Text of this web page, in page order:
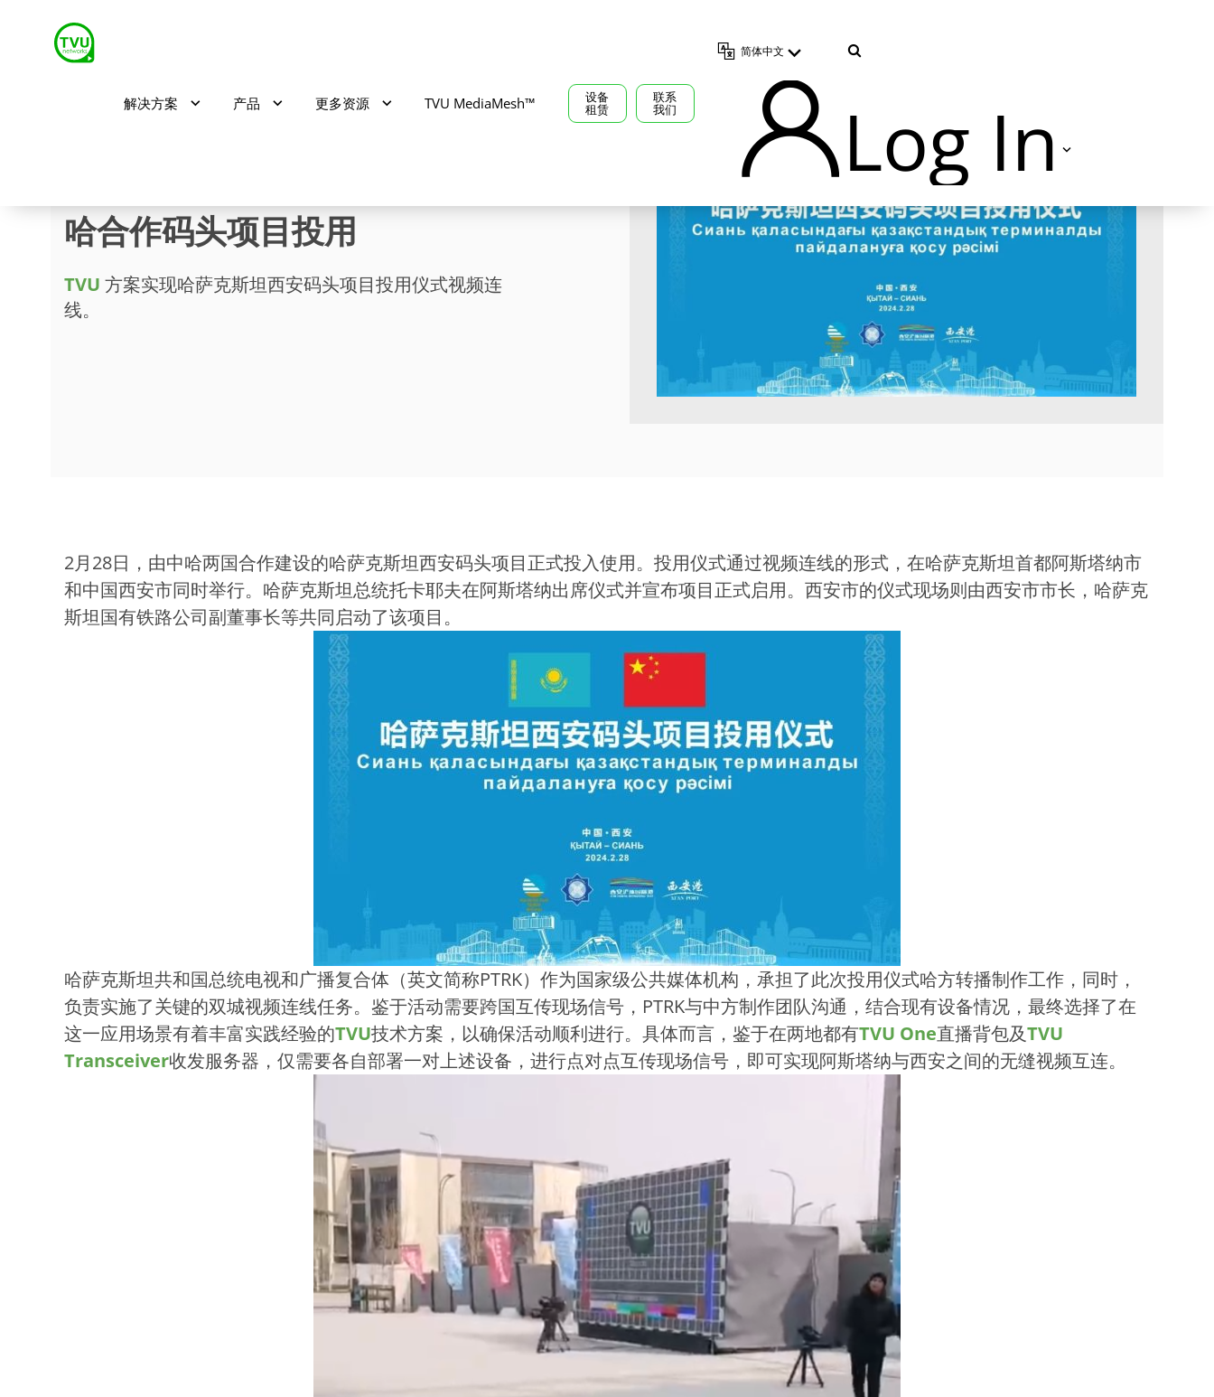
解决方案 产品 更多资源 TVU MediaMesh™ 设备
租赁
联系
我们
简体中文
Log In
TVU Producer 云导播
TVU Command Center 集中
管控系统
TVU Search 智媒体云
哈合作码头项目投用
TVU方案实现哈萨克斯坦西安码头项目投用仪式视频连
线。
2月28日，由中哈两国合作建设的哈萨克斯坦西安码头项目正式投入使用。投用仪式通过视频连线的形式，在哈萨克斯坦首都阿斯塔纳市
和中国西安市同时举行。哈萨克斯坦总统托卡耶夫在阿斯塔纳出席仪式并宣布项目正式启用。西安市的仪式现场则由西安市市长，哈萨克
斯坦国有铁路公司副董事长等共同启动了该项目。
哈萨克斯坦共和国总统电视和广播复合体（英文简称PTRK）作为国家级公共媒体机构，承担了此次投用仪式哈方转播制作工作，同时，
负责实施了关键的双城视频连线任务。鉴于活动需要跨国互传现场信号，PTRK与中方制作团队沟通，结合现有设备情况，最终选择了在
这一应用场景有着丰富实践经验的TVU技术方案，以确保活动顺利进行。具体而言，鉴于在两地都有TVU One直播背包及TVU
Transceiver收发服务器，仅需要各自部署一对上述设备，进行点对点互传现场信号，即可实现阿斯塔纳与西安之间的无缝视频互连。